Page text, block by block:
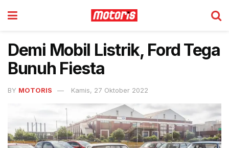
Demi Mobil Listrik, Ford Tega
Bunuh Fiesta
BY MOTORIS Kamis, 27 Oktober 2022